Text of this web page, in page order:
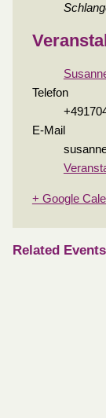
Telefon
E-Mail
+ Google
Related Events